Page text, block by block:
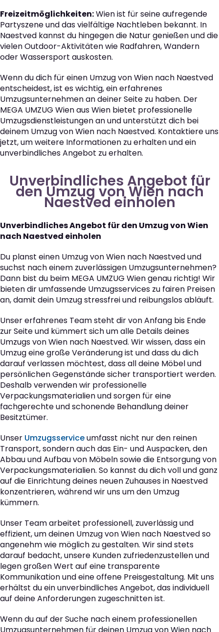
Freizeitmöglichkeiten:Wien ist für seine aufregende
Partyszene und das vielfältige Nachtleben bekannt. In
Naestved kannst du hingegen die Natur genießen und die
vielen Outdoor-Aktivitäten wie Radfahren, Wandern
oder Wassersport auskosten.
Wenn du dich für einen Umzug von Wien nach Naestved
entscheidest, ist es wichtig, ein erfahrenes
Umzugsunternehmen an deiner Seite zu haben. Der
MEGA UMZUG Wien aus Wien bietet professionelle
Umzugsdienstleistungen an und unterstützt dich bei
deinem Umzug von Wien nach Naestved. Kontaktiere uns
jetzt, um weitere Informationen zu erhalten und ein
unverbindliches Angebot zu erhalten.
Unverbindliches Angebot für
den Umzug von Wien nach
Naestved einholen
Unverbindliches Angebot für den Umzug von Wien
nach Naestved einholen
Du planst einen Umzug von Wien nach Naestved und
suchst nach einem zuverlässigen Umzugsunternehmen?
Dann bist du beim MEGA UMZUG Wien genau richtig! Wir
bieten dir umfassende Umzugsservices zu fairen Preisen
an, damit dein Umzug stressfrei und reibungslos abläuft.
Unser erfahrenes Team steht dir von Anfang bis Ende
zur Seite und kümmert sich um alle Details deines
Umzugs von Wien nach Naestved. Wir wissen, dass ein
Umzug eine große Veränderung ist und dass du dich
darauf verlassen möchtest, dass all deine Möbel und
persönlichen Gegenstände sicher transportiert werden.
Deshalb verwenden wir professionelle
Verpackungsmaterialien und sorgen für eine
fachgerechte und schonende Behandlung deiner
Besitztümer.
Unser Umzugsserviceumfasst nicht nur den reinen
Transport, sondern auch das Ein- und Auspacken, den
Abbau und Aufbau von Möbeln sowie die Entsorgung von
Verpackungsmaterialien. So kannst du dich voll und ganz
auf die Einrichtung deines neuen Zuhauses in Naestved
konzentrieren, während wir uns um den Umzug
kümmern.
Unser Team arbeitet professionell, zuverlässig und
effizient, um deinen Umzug von Wien nach Naestved so
angenehm wie möglich zu gestalten. Wir sind stets
darauf bedacht, unsere Kunden zufriedenzustellen und
legen großen Wert auf eine transparente
Kommunikation und eine offene Preisgestaltung. Mit uns
erhältst du ein unverbindliches Angebot, das individuell
auf deine Anforderungen zugeschnitten ist.
Wenn du auf der Suche nach einem professionellen